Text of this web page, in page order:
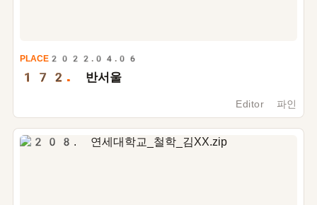
PLACE 2022.04.06
172. 반서울
Editor 파인